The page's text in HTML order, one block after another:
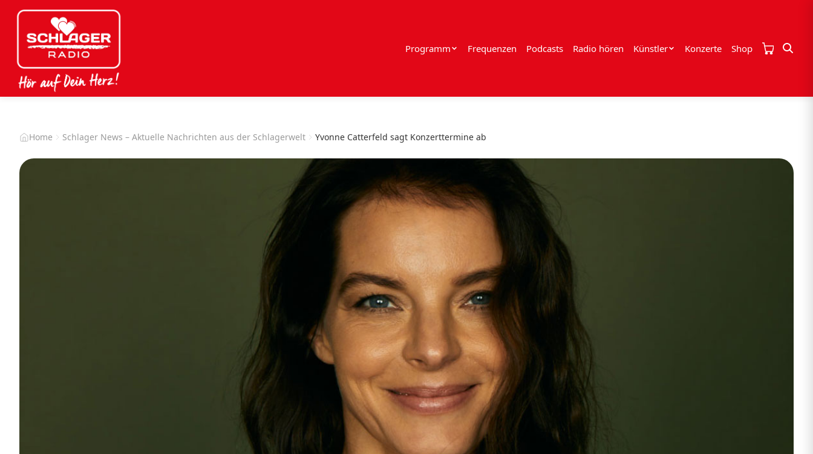
Programm Frequenzen Podcasts Radio hören Künstler Konzerte Shop
Home Schlager News – Aktuelle Nachrichten aus der Schlagerwelt Yvonne Catterfeld sagt Konzerttermine ab